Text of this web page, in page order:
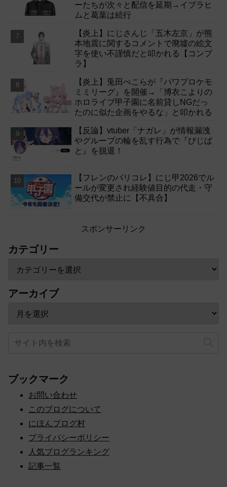
ーたちが次々と配信を延期→イブラヒ
ムと葛葉は続行
【炎上】にじさんじ「五木左京」が熊
本地震に関するコメントで廃墟の絵文
字を使い不謹慎だと叩かれる【コンプ
ラ】
【炎上】兎田ぺこらが『パワプロケモ
ミミリーグ』を開催→「博衣こよりの
ホロライブ甲子園に名前貸しNGだっ
たのに似た企画をやるな」と叩かれる
【反論】vtuber「ナガレ」が情報漏洩
やグループの輪を乱す行為で『びじぱ
と』を脱退！
【フレンのパリコレ】にじ甲2026でル
ールが変更され経験値目的の代走・守
備交代が禁止に【不具合】
スポンサーリンク
カテゴリー
アーカイブ